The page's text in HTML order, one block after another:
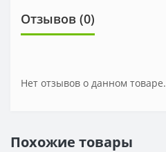
Отзывов (0)
Нет отзывов о данном товаре.
Похожие товары